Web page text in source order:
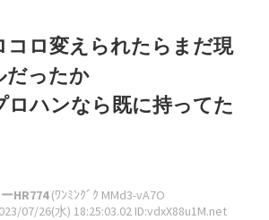
コロ変えられたらまだ現
だったか
ロハンなら既に持ってた
HR774(ﾜﾝﾐﾝｸﾞｸ MMd3-vA7O
07/26(水) 18:25:03.02 ID:vdxX88u1M.net